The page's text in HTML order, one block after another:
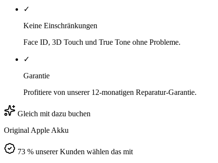
✓
Keine Einschränkungen
Face ID, 3D Touch und True Tone ohne Probleme.
✓
Garantie
Profitiere von unserer 12-monatigen Reparatur-Garantie.
Gleich mit dazu buchen
Original Apple Akku
73 % unserer Kunden wählen das mit